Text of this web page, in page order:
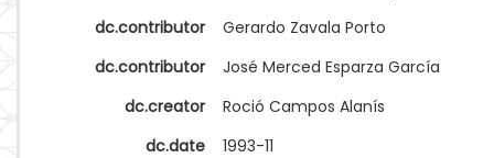
dc.contributor
Gerardo Zavala Porto
dc.contributor
José Merced Esparza García
dc.creator
Roció Campos Alanís
dc.date
1993-11